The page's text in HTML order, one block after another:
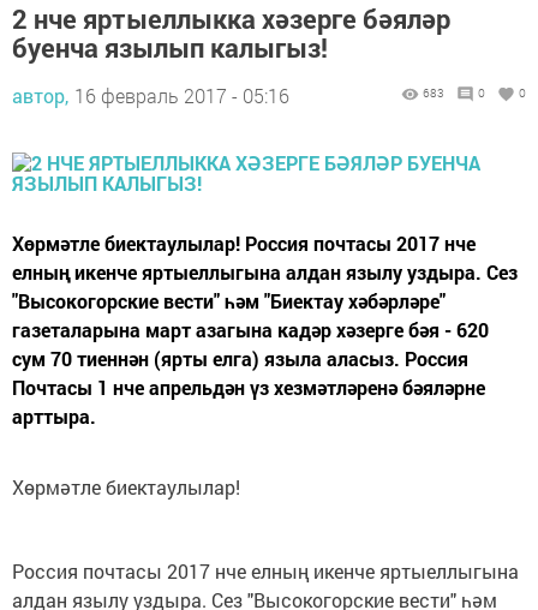
2 нче яртыеллыкка хәзерге бәяләр
буенча язылып калыгыз!
автор, 16 февраль 2017 - 05:16 683 0 0
Хөрмәтле биектаулылар! Россия почтасы 2017 нче
елның икенче яртыеллыгына алдан язылу уздыра. Сез
"Высокогорские вести" һәм "Биектау хәбәрләре"
газеталарына март азагына кадәр хәзерге бәя - 620
сум 70 тиеннән (ярты елга) языла аласыз. Россия
Почтасы 1 нче апрельдән үз хезмәтләренә бәяләрне
арттыра.
Хөрмәтле биектаулылар!
Россия почтасы 2017 нче елның икенче яртыеллыгына
алдан язылу уздыра. Сез "Высокогорские вести" һәм